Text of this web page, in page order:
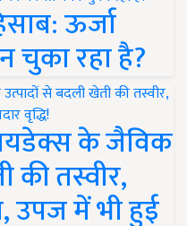
ऊर्जा
चुका रहा है?
के जैविक
की तस्वीर,
उपज में भी हुई